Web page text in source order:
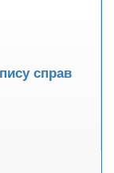
справ